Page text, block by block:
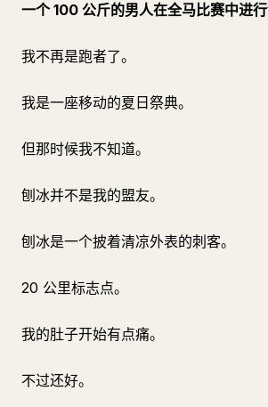
一个 100 公斤的男人在全马比赛中进行
我不再是跑者了。
我是一座移动的夏日祭典。
但那时候我不知道。
刨冰并不是我的盟友。
刨冰是一个披着清凉外表的刺客。
20 公里标志点。
我的肚子开始有点痛。
不过还好。